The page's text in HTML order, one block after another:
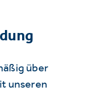
über
unseren